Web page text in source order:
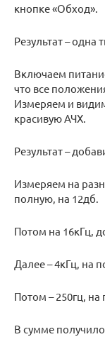
кнопке «Обход».
Результат – одна
Включаем
что все
Измеряем и
красивую АЧХ.
Результат –
Измеряем на
полную, на 12дб.
Потом на 16кГц,
Далее – 4кГц, на
Потом – 250гц,
В сумме